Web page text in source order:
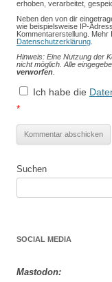
erhoben, verarbeitet,
Neben den von dir
wie beispielsweise IP-
Kommentarerstellung.
Datenschutzerklärung
Hinweis: Eine Nutzung der
nicht möglich. Alle
verworfen
Ich habe die
*
Suchen
SOCIAL MEDIA
Mastodon: